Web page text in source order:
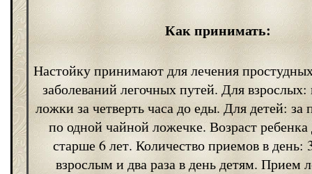
Как принимать:
Настойку принимают для лечения
заболеваний легочных путей. Для
ложки за четверть часа до еды. Для детей: за
по одной чайной ложечке. Возраст
старше 6 лет. Количество приемов в день:
взрослым и два раза в день детям. Прием